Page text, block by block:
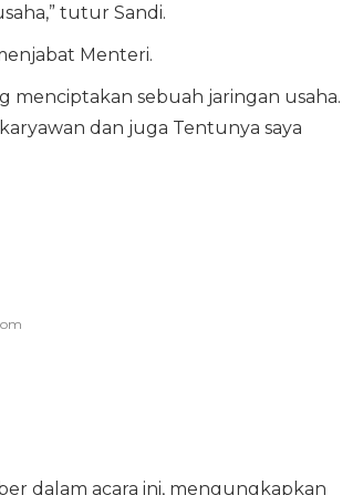
tutur Sandi.
Menteri.
menciptakan sebuah jaringan usaha.
dan juga Tentunya saya
dalam acara ini, mengungkapkan